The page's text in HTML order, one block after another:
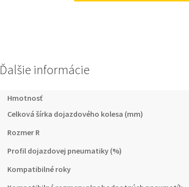
Ďalšie informácie
Hmotnosť
Celková šírka dojazdového kolesa (mm)
Rozmer R
Profil dojazdovej pneumatiky (%)
Kompatibilné roky